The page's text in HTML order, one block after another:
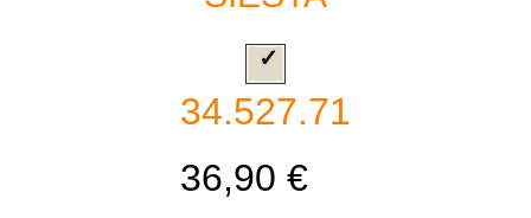
34.527.71
36,90 €